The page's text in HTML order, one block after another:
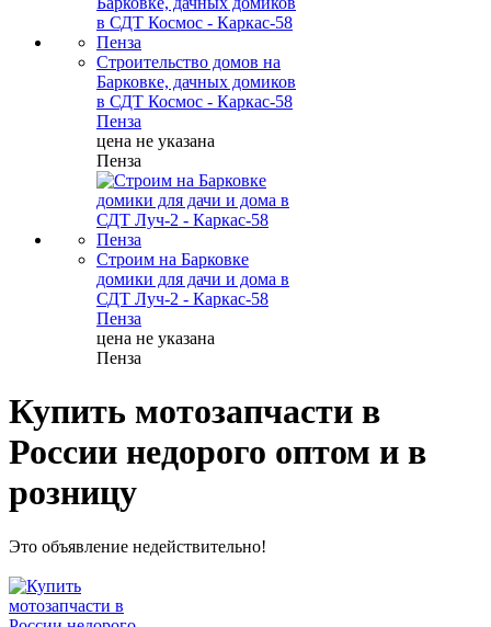
Строительство домов на
Барковке, дачных домиков
в СДТ Космос - Каркас-58
Пенза
цена не указана
Пенза
Строим на Барковке
домики для дачи и дома в
СДТ Луч-2 - Каркас-58
Пенза
цена не указана
Пенза
Купить мотозапчасти в
России недорого оптом и в
розницу
Это объявление недействительно!